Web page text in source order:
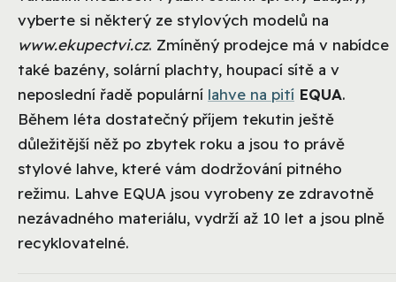
vyberte si některý ze stylových modelů na
www.ekupectvi.cz. Zmíněný prodejce má v nabídce
také bazény, solární plachty, houpací sítě a v
neposlední řadě populární lahve na pití EQUA.
Během léta dostatečný příjem tekutin ještě
důležitější něž po zbytek roku a jsou to právě
stylové lahve, které vám dodržování pitného
režimu. Lahve EQUA jsou vyrobeny ze zdravotně
nezávadného materiálu, vydrží až 10 let a jsou plně
recyklovatelné.